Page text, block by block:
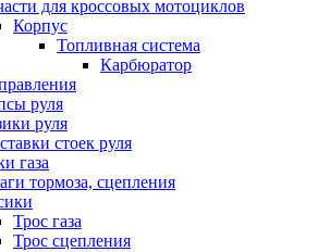
для кроссовых мотоциклов
Корпус
Топливная система
Карбюратор
руля
руля
стоек руля
газа
тормоза, сцепления
Трос газа
Трос сцепления